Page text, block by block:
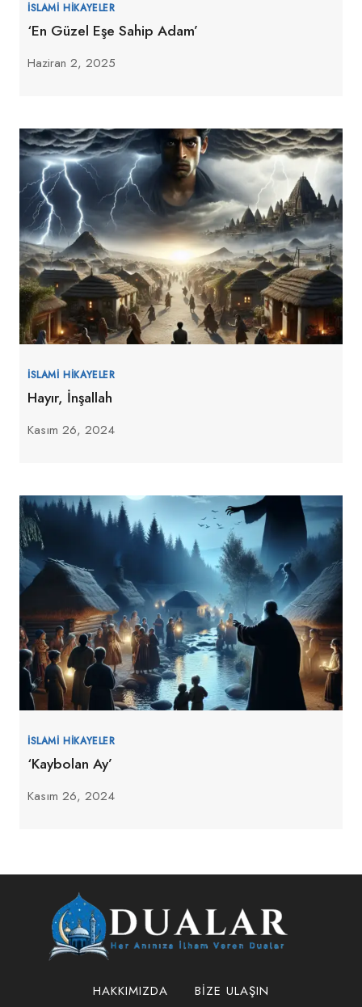
İSLAMI HIKAYELER
‘En Güzel Eşe Sahip Adam’
Haziran 2, 2025
İSLAMI HIKAYELER
Hayır, İnşallah
Kasım 26, 2024
İSLAMI HIKAYELER
‘Kaybolan Ay’
Kasım 26, 2024
HAKKIMIZDA BIZE ULAŞIN